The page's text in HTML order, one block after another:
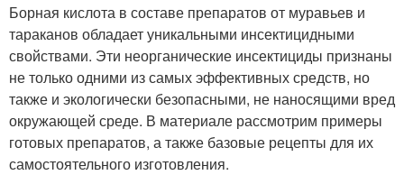
Борная кислота в составе препаратов от муравьев и
тараканов обладает уникальными инсектицидными
свойствами. Эти неорганические инсектициды признаны
не только одними из самых эффективных средств, но
также и экологически безопасными, не наносящими вред
окружающей среде. В материале рассмотрим примеры
готовых препаратов, а также базовые рецепты для их
самостоятельного изготовления.